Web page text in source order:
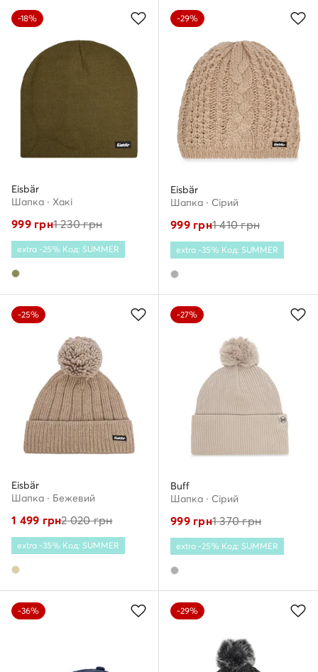
-18%
Eisbär
Шапкa · Хакі
999грн1 230грн
extra -25% Код: SUMMER
-29%
Eisbär
Шапкa · Сірий
999грн1 410грн
extra -35% Код: SUMMER
-25%
Eisbär
Шапкa · Бежевий
1 499 грн2 020грн
extra -35% Код: SUMMER
-27%
Buff
Шапкa · Сірий
999грн1 370грн
extra -25% Код: SUMMER
-36% -29%